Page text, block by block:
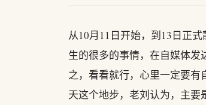
从10月11日开始，到13日正
生的很多的事情，在自媒体
之，看看就行，心里一定要
天这个地步，老刘认为，主要